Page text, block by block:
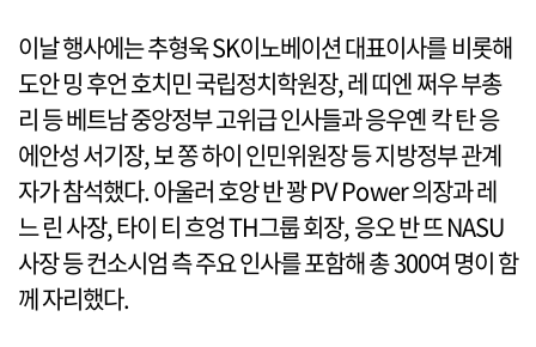
이날 행사에는 추형욱 SK이노베이션 대표이사를 비롯해
도안 밍 후언 호치민 국립정치학원장, 레 띠엔 쩌우 부총
리 등 베트남 중앙정부 고위급 인사들과 응우옌 칵 탄 응
에안성 서기장, 보 쫑 하이 인민위원장 등 지방정부 관계
자가 참석했다. 아울러 호앙 반 꽝 PV Power 의장과 레
느 린 사장, 타이 티 흐엉 TH그룹 회장, 응오 반 뜨 NASU
사장 등 컨소시엄 측 주요 인사를 포함해 총 300여 명이 함
께 자리했다.